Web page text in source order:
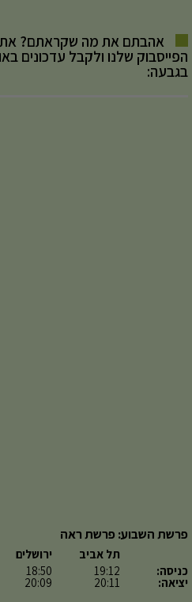
אהבתם את מה שקראתם?
הפייסבוק שלנו ולקבל עדכונים
בגבעה:
פרשת השבוע: פרשת ראה
כניסה:
יציאה:
תל אביב
19:12
20:11
ירושלים
18:50
20:09